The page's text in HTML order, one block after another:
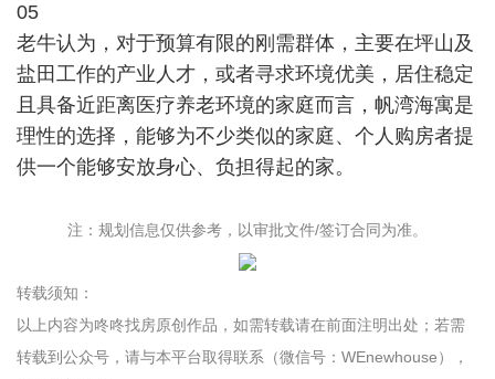
05
老牛认为，对于预算有限的刚需群体，主要在坪山及
盐田工作的产业人才，或者寻求环境优美，居住稳定
且具备近距离医疗养老环境的家庭而言，帆湾海寓是
理性的选择，能够为不少类似的家庭、个人购房者提
供一个能够安放身心、负担得起的家。
注：规划信息仅供参考，以审批文件/签订合同为准。
转载须知：
以上内容为咚咚找房原创作品，如需转载请在前面注明出处；若需
转载到公众号，请与本平台取得联系（微信号：WEnewhouse），